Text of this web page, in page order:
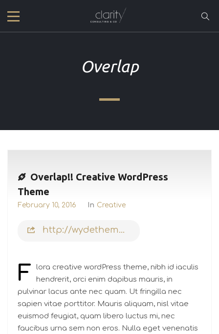
Overlap
Overlap!! Creative WordPress
Theme
February 10, 2016 In Creative
http://wydethemes-wydethemes.com
F
lora creative wordPress theme, nibh id iaculis
hendrerit, orci enim dapibus mauris, in
pulvinar lacus ante nec quam. Ut fringilla nec
sapien vitae porttitor. Mauris aliquam, nisl vitae
euismod feugiat, quam libero luctus mi, nec
faucibus urna sem non eros. Nulla eget venenatis